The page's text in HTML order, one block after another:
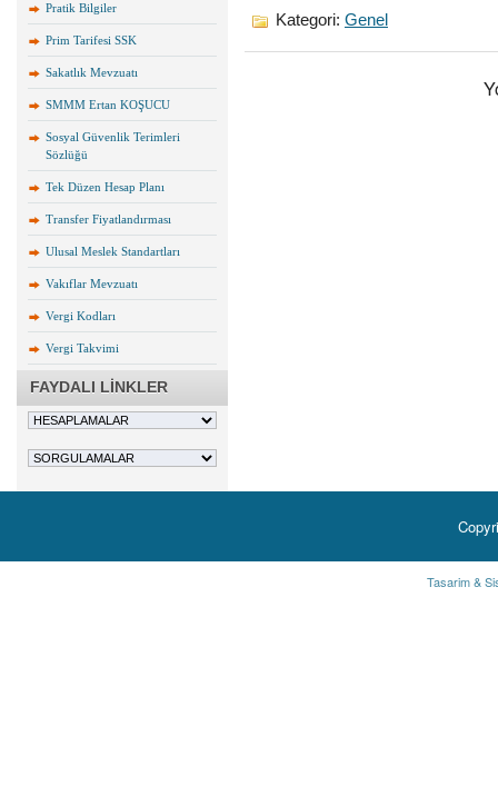
Pratik Bilgiler
Prim Tarifesi SSK
Sakatlık Mevzuatı
SMMM Ertan KOŞUCU
Sosyal Güvenlik Terimleri
Sözlüğü
Tek Düzen Hesap Planı
Transfer Fiyatlandırması
Ulusal Meslek Standartları
Vakıflar Mevzuatı
Vergi Kodları
Vergi Takvimi
FAYDALI LİNKLER
Kategori: Genel
Tasarim &